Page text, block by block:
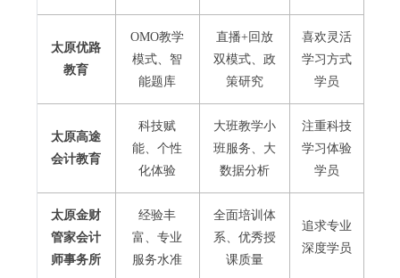
太原优路
教育
OMO教学
模式、智
能题库
直播+回放
双模式、政
策研究
喜欢灵活
学习方式
学员
太原高途
会计教育
科技赋
能、个性
化体验
大班教学小
班服务、大
数据分析
注重科技
学习体验
学员
太原金财
管家会计
师事务所
经验丰
富、专业
服务水准
全面培训体
系、优秀授
课质量
追求专业
深度学员